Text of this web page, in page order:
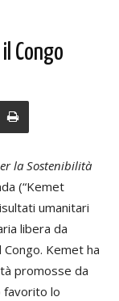
Congo
la Sostenibilità
(“Kemet
umanitari
libera da
Kemet ha
promosse da
favorito lo